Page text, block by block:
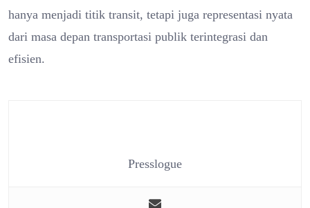
hanya menjadi titik transit, tetapi juga representasi nyata
dari masa depan transportasi publik terintegrasi dan
efisien.
Presslogue